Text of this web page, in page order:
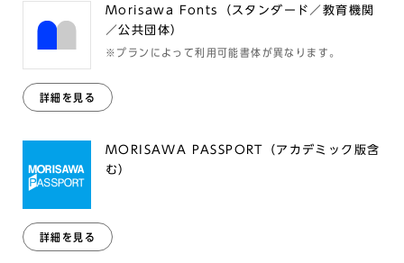
Morisawa Fonts（スタンダード／教育機関
／公共団体）
※プランによって利用可能書体が異なります。
詳細を見る
MORISAWA PASSPORT（アカデミック版含
む）
詳細を見る